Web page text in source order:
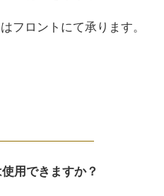
フロントにて承ります。
用できますか？